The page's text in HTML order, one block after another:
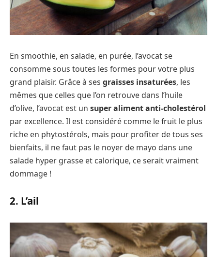
En smoothie, en salade, en purée, l’avocat se
consomme sous toutes les formes pour votre plus
grand plaisir. Grâce à ses graisses insaturées, les
mêmes que celles que l’on retrouve dans l’huile
d’olive, l’avocat est un super aliment anti-cholestérol
par excellence. Il est considéré comme le fruit le plus
riche en phytostérols, mais pour profiter de tous ses
bienfaits, il ne faut pas le noyer de mayo dans une
salade hyper grasse et calorique, ce serait vraiment
dommage !
2. L’ail